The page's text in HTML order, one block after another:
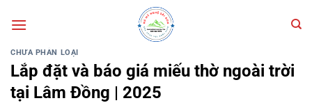
qua
dung
CHƯA PHÂN LOẠI
Lắp đặt và báo giá miếu thờ ngoài trời
tại Lâm Đồng | 2025